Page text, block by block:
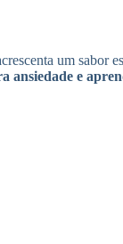
um sabor
ansiedade e